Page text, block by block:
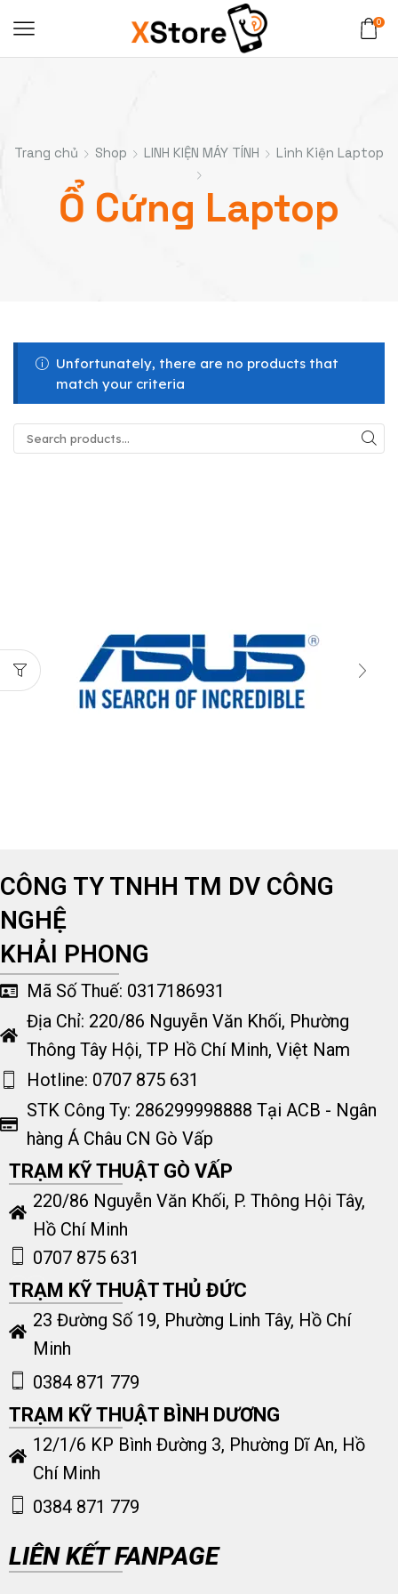
0
Trang chủ Shop LINH KIỆN MÁY TÍNH Linh Kiện Laptop
Ổ Cứng Laptop
Unfortunately, there are no products that
match your criteria
CÔNG TY TNHH TM DV CÔNG
NGHỆ
KHẢI PHONG
Mã Số Thuế: 0317186931
Địa Chỉ: 220/86 Nguyễn Văn Khối, Phường
Thông Tây Hội, TP Hồ Chí Minh, Việt Nam
Hotline: 0707 875 631
STK Công Ty: 286299998888 Tại ACB - Ngân
hàng Á Châu CN Gò Vấp
TRẠM KỸ THUẬT GÒ VẤP
220/86 Nguyễn Văn Khối, P. Thông Hội Tây,
Hồ Chí Minh
0707 875 631
TRẠM KỸ THUẬT THỦ ĐỨC
23 Đường Số 19, Phường Linh Tây, Hồ Chí
Minh
0384 871 779
TRẠM KỸ THUẬT BÌNH DƯƠNG
12/1/6 KP Bình Đường 3, Phường Dĩ An, Hồ
Chí Minh
0384 871 779
LIÊN KẾT FANPAGE